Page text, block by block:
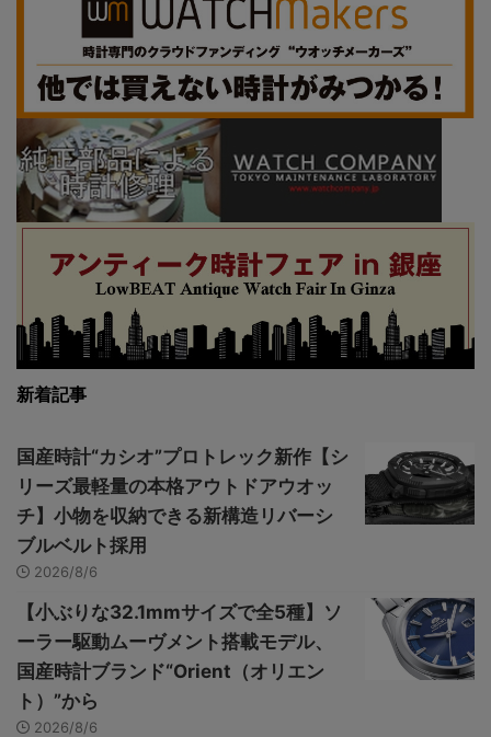
新着記事
国産時計“カシオ”プロトレック新作【シ
リーズ最軽量の本格アウトドアウオッ
チ】小物を収納できる新構造リバーシ
ブルベルト採用
2026/8/6
【小ぶりな32.1mmサイズで全5種】ソ
ーラー駆動ムーヴメント搭載モデル、
国産時計ブランド“Orient（オリエン
ト）”から
2026/8/6